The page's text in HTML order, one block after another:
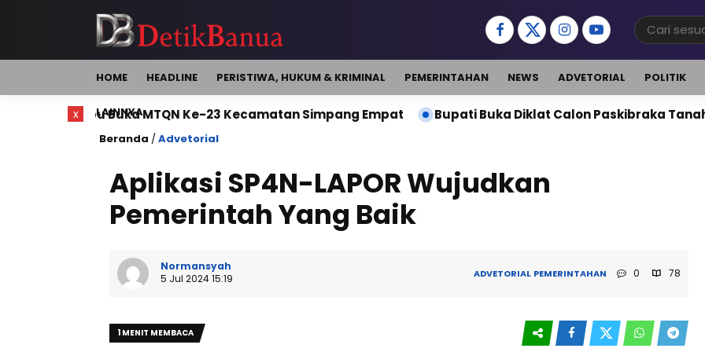
HOME HEADLINE PERISTIWA, HUKUM & KRIMINAL PEMERINTAHAN NEWS ADVETORIAL POLITIK
LAINNYA
MTQN Ke-23 Kecamatan Simpang Empat Bupati Buka Diklat Calon Paskibraka Tanah Bumbu 2026,
Beranda /Advetorial
Aplikasi SP4N-LAPOR Wujudkan
Pemerintah Yang Baik
Normansyah
5 Jul 2024 15:19
ADVETORIAL PEMERINTAHAN 0 78
1 MENIT MEMBACA
x